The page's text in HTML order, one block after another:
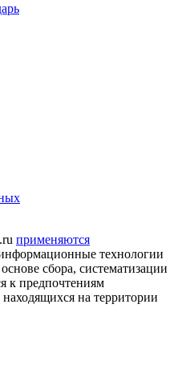
применяются
технологии
сбора, систематизации
к предпочтениям
на территории